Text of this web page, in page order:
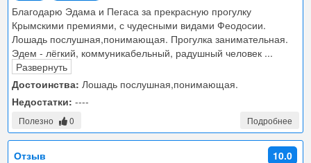
Благодарю Эдама и Пегаса за прекрасную прогулку
Крымскими премиями, с чудесными видами Феодосии.
Лошадь послушная,понимающая. Прогулка занимательная.
Эдем - лёгкий, коммуникабельный, радушный человек ...
Развернуть
Достоинства: Лошадь послушная,понимающая.
Недостатки: ----
Полезно 0 Подробнее
Отзыв
10.0